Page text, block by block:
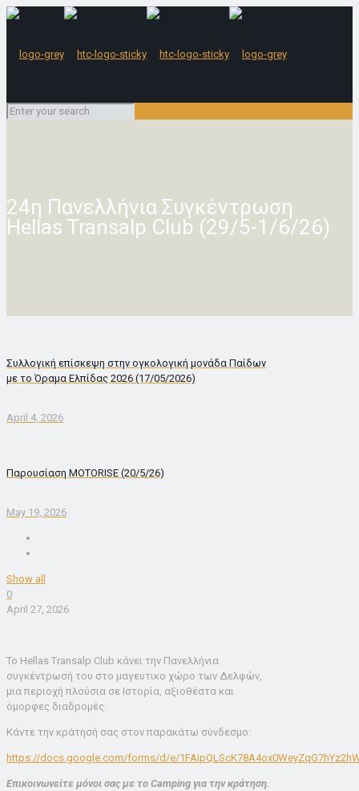
24η Πανελλήνια Συγκέντρωση
Hellas Transalp Club (29/5-1/6/26)
Συλλογική επίσκεψη στην ογκολογική μονάδα Παίδων
με το Όραμα Ελπίδας 2026 (17/05/2026)
April 4, 2026
Παρουσίαση MOTORISE (20/5/26)
May 19, 2026
Show all
0
April 27, 2026
Το Hellas Transalp Club κάνει την Πανελλήνια
συγκέντρωσή του στο μαγευτικο χώρο των Δελφών,
μια περιοχή πλούσια σε Ιστορία, αξιοθέατα και
όμορφες διαδρομές.
Κάντε την κράτησή σας στον παρακάτω σύνδεσμο:
https://docs.google.com/forms/d/e/
Επικοινωνείτε μόνοι σας με το Camping για την κράτηση.